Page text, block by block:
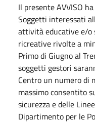
Il presente AVVISO
Soggetti interessati
attività educative e/o
ricreative rivolte a
Primo di Giugno al
soggetti gestori
Centro un numero di
massimo consentito
sicurezza e delle
Dipartimento per le